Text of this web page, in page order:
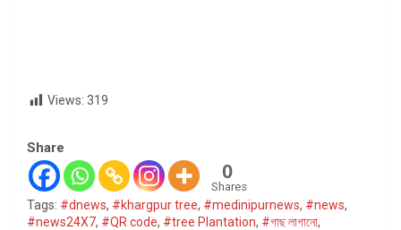
Views: 319
Share
0
Shares
Tags: #dnews, #khargpur tree, #medinipurnews, #news,
#news24X7, #QR code, #tree Plantation, #গাছ লাগানো,